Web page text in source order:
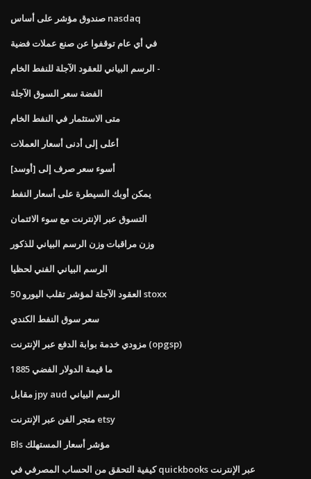
صندوق مؤشر على أساس nasdaq
في أي عام توقفوا عن صنع عملات فضية
الرسم البياني للعقود الآجلة للنفط الخام -
الفضة سعر السوق الآجلة
متى الاستثمار في النفط الخام
أعلى إلى أدنى أسعار العملات
أسوء سعر صرف إلى [أوسد]
يمكن أوبك السيطرة على أسعار النفط
التسوق عبر الإنترنت مع سوء الائتمان
وزن مراقبات وزن الرسم البياني للذكور
الرسم البياني الفني لحظيا
العقود الآجلة لمؤشر تقلب اليورو 50 stoxx
سعر سوق النفط الكندي
مزودي خدمة بوابة الدفع عبر الإنترنت (opgsp)
ما قيمة الدولار الفضي 1885
مقابل jpy aud الرسم البياني
متجر الفن عبر الإنترنت etsy
Bls مؤشر أسعار المستهلك
كيفية التحقق من الحساب المصرفي في quickbooks عبر الإنترنت